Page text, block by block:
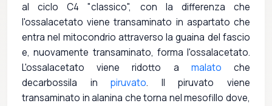
al ciclo C4 "classico", con la differenza che
l'ossalacetato viene transaminato in aspartato che
entra nel mitocondrio attraverso la guaina del fascio
e, nuovamente transaminato, forma l'ossalacetato.
L'ossalacetato viene ridotto a malato che
decarbossila inpiruvato. Il piruvato viene
transaminato in alanina che torna nel mesofillo dove,